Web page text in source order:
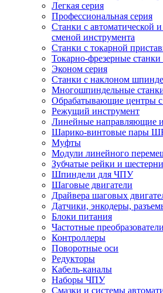
Легкая серия
Профессиональная серия
Станки с автоматической
сменой инструмента
Станки с токарной
Токарно-фрезерные
Эконом серия
Станки с наклоном
Многошпиндельные
Обрабатывающие центры
Режущий инструмент
Линейные направляющие
Шарико-винтовые пары
Муфты
Модули линейного
Зубчатые рейки и шестерни
Шпиндели для ЧПУ
Шаговые двигатели
Драйвера шаговых
Датчики, энкодеры,
Блоки питания
Частотные преобразователи
Контроллеры
Поворотные оси
Редукторы
Кабель-каналы
Наборы ЧПУ
Смазки и системы